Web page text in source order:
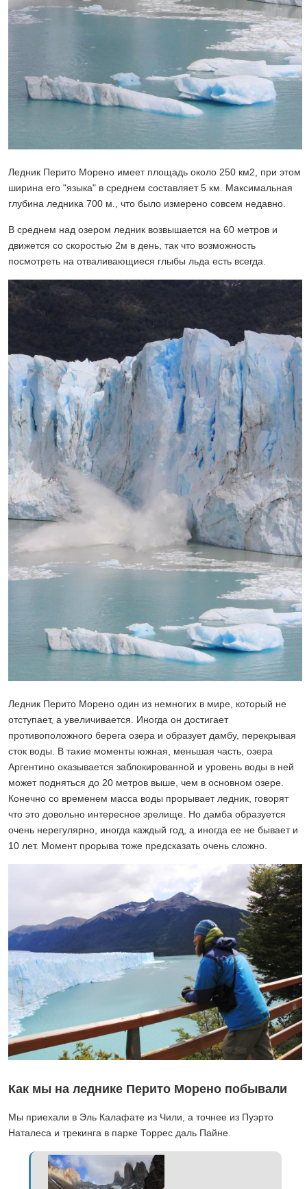
Ледник Перито Морено имеет площадь около 250 км2, при этом
ширина его "языка" в среднем составляет 5 км. Максимальная
глубина ледника 700 м., что было измерено совсем недавно.
В среднем над озером ледник возвышается на 60 метров и
движется со скоростью 2м в день, так что возможность
посмотреть на отваливающиеся глыбы льда есть всегда.
Ледник Перито Морено один из немногих в мире, который не
отступает, а увеличивается. Иногда он достигает
противоположного берега озера и образует дамбу, перекрывая
сток воды. В такие моменты южная, меньшая часть, озера
Аргентино оказывается заблокированной и уровень воды в ней
может подняться до 20 метров выше, чем в основном озере.
Конечно со временем масса воды прорывает ледник, говорят
что это довольно интересное зрелище. Но дамба образуется
очень нерегулярно, иногда каждый год, а иногда ее не бывает и
10 лет. Момент прорыва тоже предсказать очень сложно.
Как мы на леднике Перито Морено побывали
Мы приехали в Эль Калафате из Чили, а точнее из Пуэрто
Наталеса и трекинга в парке Торрес даль Пайне.